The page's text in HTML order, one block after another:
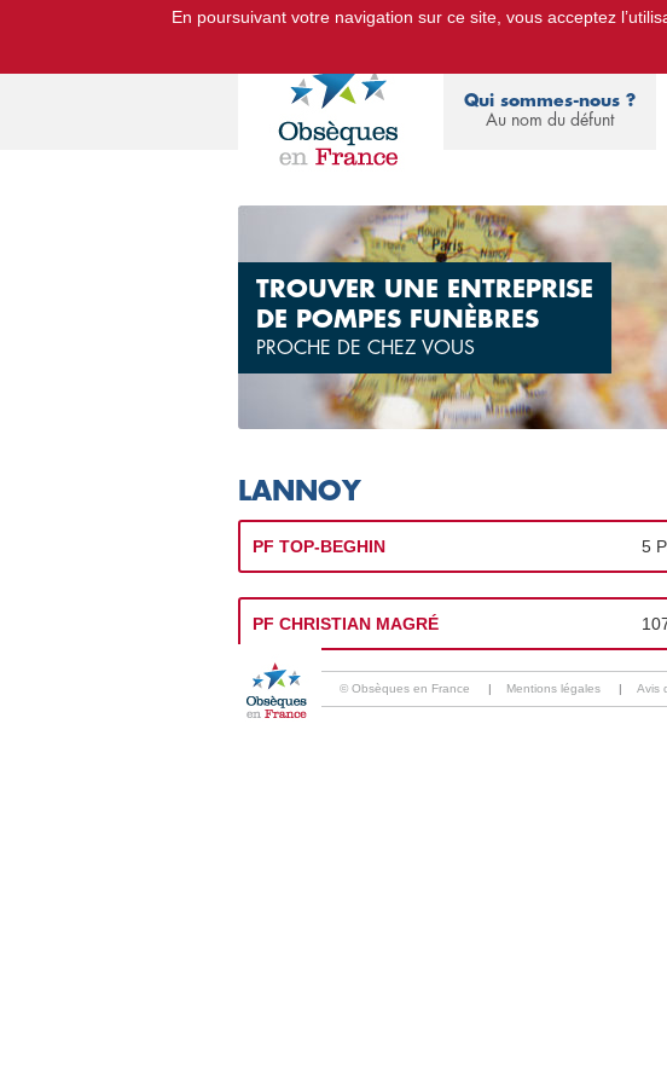
Le Portail d'Informations Obsèques :devis
Qui sommes-nous ?
Au nom du défunt
TROUVER UNE ENTREPRISE
DE POMPES FUNÈBRES
PROCHE DE CHEZ VOUS
LANNOY
PF TOP-BEGHIN 5
PF CHRISTIAN MAGRÉ
© Obsèques en France | Mentions légales | Avis
En poursuivant votre navigation sur ce site, vous acceptez